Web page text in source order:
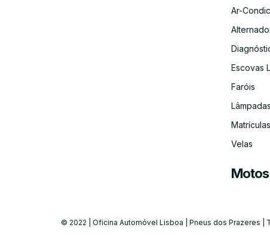
Ar-
Escovas
Faróis
Lâmpadas
Matrículas
Velas
Motos
© 2022 | Oficina Automóvel Lisboa | Pneus dos Prazeres |